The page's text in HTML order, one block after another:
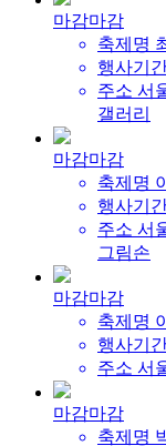
마감마감
축제명
행사기
주소 서
갤러리
마감마감
축제명
행사기
주소 서
그림손
마감마감
축제명
행사기
주소 서
마감마감
축제명